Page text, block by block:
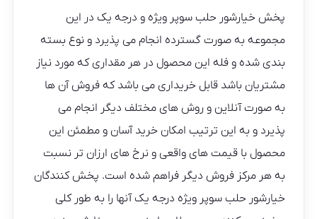
پخش خیارشور حلب سوپر ویژه و درجه یک در این
مجموعه به صورت گسترده انجام می پذیرد و نوع بسته
بندی شده و فله این محصول در هر مقداری که مورد نیاز
مشتریان باشد قابل خریداری می باشد که فروش آن ها
به صورت آنلاین و روش‌ های مختلف دیگر انجام می‌
پذیرد و به این ترتیب امکان خرید آسان و مطمئن این
محصول با قیمت‌ های واقعی و نرخ‌ های ارزان تر نسبت
به هر مرکز فروش دیگر فراهم شده است. پخش کنندگان
خیارشور حلب سوپر ویژه درجه یک آنها را به طور کلی